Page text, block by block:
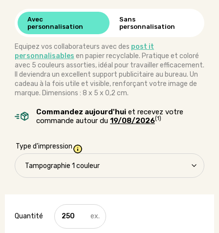
Avec
personnalisation
Sans
personnalisation
Equipez vos collaborateurs avec des post it
personnalisables en papier recyclable. Pratique et coloré
avec 5 couleurs assorties, idéal pour travailler efficacement.
Il deviendra un excellent support publicitaire au bureau. Un
cadeau à la fois utile et visible, renforçant votre image de
marque. Dimensions : 8 x 5 x 0,2 cm.
Commandez aujourd'hui et recevez votre
commande autour du 19/08/2026(1)
Type d'impression
quantité
de
Post